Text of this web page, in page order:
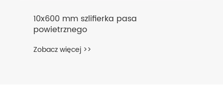
10x600 mm szlifierka pasa
powietrznego
Zobacz więcej >>